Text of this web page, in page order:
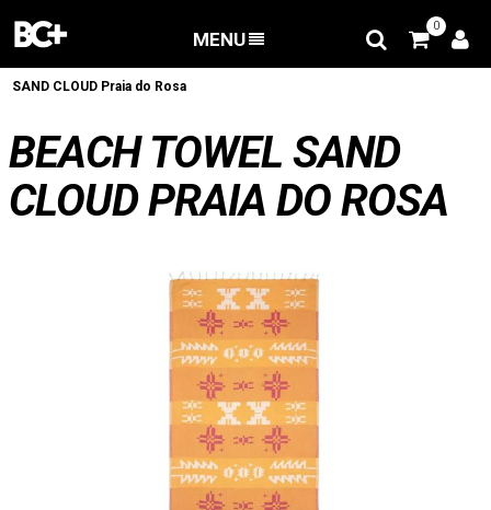
MENU
0
SAND CLOUD Praia do Rosa
BEACH TOWEL SAND
CLOUD PRAIA DO ROSA